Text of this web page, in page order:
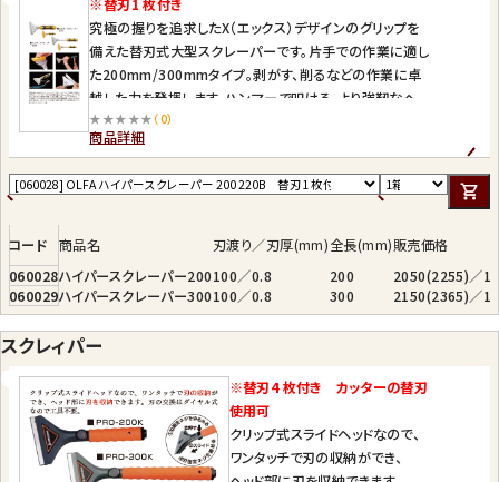
究極の握りを追求したX（エックス）デザインのグリップを
備えた替刃式大型スクレーパーです。片手での作業に適し
た200mm/300mmタイプ。剥がす、削るなどの作業に卓
越した力を発揮します。ハンマーで叩ける、より強靭なヘッ
ドに加え0.8mmの強靭な厚刃を標準装備。別売りの
0.5mm厚刃、弾力刃、カッターナイフ大型刃も装着可能で
★★★★★ （0）
商品詳細
コード 商品名 刃渡り／刃厚(mm)全長(mm)販売価格
060028ハイパースクレーパー200100／0.8 200
2050(2255)／1
060029ハイパースクレーパー300100／0.8 300 2150(2365)／1
スクレィパー
※替刃4 枚付き カッターの替刃
使用可
クリップ式スライドヘッドなので、
ワンタッチで刃の収納ができ、